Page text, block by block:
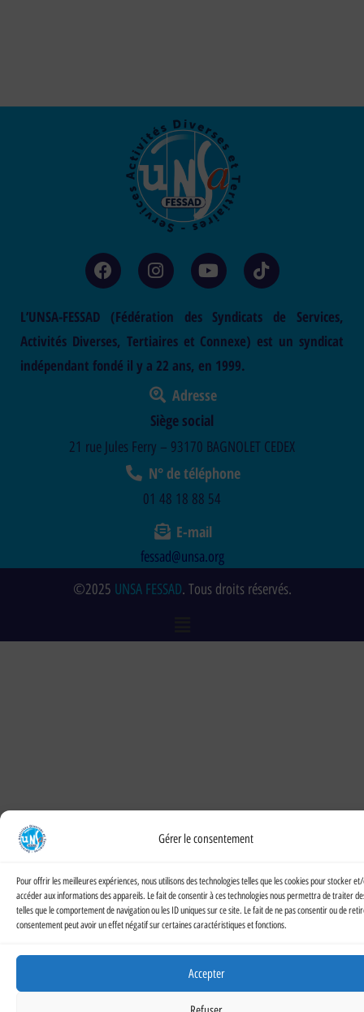
Gérer le consentement
Pour offrir les meilleures expériences, nous utilisons des technologies telles que les cookies pour stocker
accéder aux informations des appareils. Le fait de consentir à ces technologies nous permettra de traiter
telles que le comportement de navigation ou les ID uniques sur ce site. Le fait de ne pas consentir ou de
consentement peut avoir un effet négatif sur certaines caractéristiques et fonctions.
Accepter
L’UNSA-FESSAD (Fédération des Syndicats de Services,
Activités Diverses, Tertiaires et Connexe) est un syndicat
indépendant fondé il y a 22 ans, en 1999.
Adresse
Siège social
21 rue Jules Ferry – 93170 BAGNOLET CEDEX
N° de téléphone
01 48 18 88 54
E-mail
fessad@unsa.org
©2025 UNSA FESSAD. Tous droits réservés.